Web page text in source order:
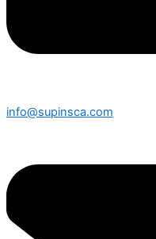
info@supinsca.com